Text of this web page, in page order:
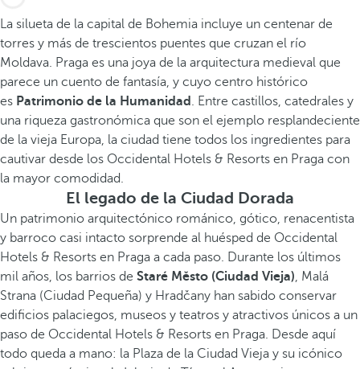
La silueta de la capital de Bohemia incluye un centenar de
torres y más de trescientos puentes que cruzan el río
Moldava. Praga es una joya de la arquitectura medieval que
parece un cuento de fantasía, y cuyo centro histórico
es Patrimonio de la Humanidad . Entre castillos, catedrales y
una riqueza gastronómica que son el ejemplo resplandeciente
de la vieja Europa, la ciudad tiene todos los ingredientes para
cautivar desde los Occidental Hotels & Resorts en Praga con
la mayor comodidad.
El legado de la Ciudad Dorada
Un patrimonio arquitectónico románico, gótico, renacentista
y barroco casi intacto sorprende al huésped de Occidental
Hotels & Resorts en Praga a cada paso. Durante los últimos
mil años, los barrios de Staré Město (Ciudad Vieja), Malá
Strana (Ciudad Pequeña) y Hradčany han sabido conservar
edificios palaciegos, museos y teatros y atractivos únicos a un
paso de Occidental Hotels & Resorts en Praga. Desde aquí
todo queda a mano: la Plaza de la Ciudad Vieja y su icónico